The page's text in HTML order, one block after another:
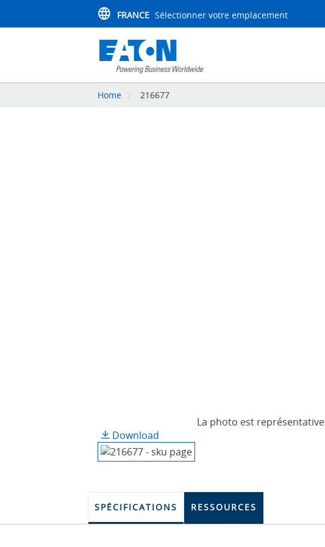
FRANCE Sélectionner votre emplacement
Home 216677
La photo est représentative
Download
SPÉCIFICATIONS RESSOURCES